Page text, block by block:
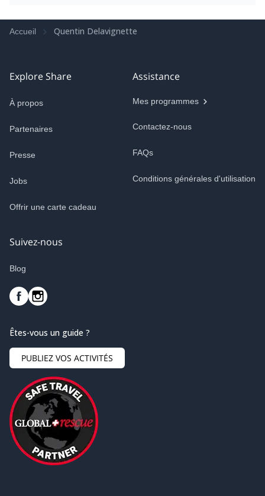
Accueil Quentin Delavignette
Explore Share
À propos
Partenaires
Presse
Jobs
Offrir une carte cadeau
Assistance
Mes programmes
Contactez-nous
FAQs
Conditions générales d'utilisation
Suivez-nous
Blog
Êtes-vous un guide ?
PUBLIEZ VOS ACTIVITÉS